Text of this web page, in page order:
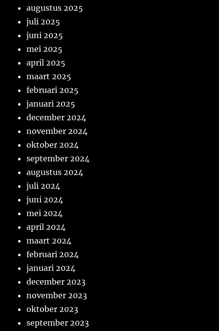
augustus 2025
juli 2025
juni 2025
mei 2025
april 2025
maart 2025
februari 2025
januari 2025
december 2024
november 2024
oktober 2024
september 2024
augustus 2024
juli 2024
juni 2024
mei 2024
april 2024
maart 2024
februari 2024
januari 2024
december 2023
november 2023
oktober 2023
september 2023